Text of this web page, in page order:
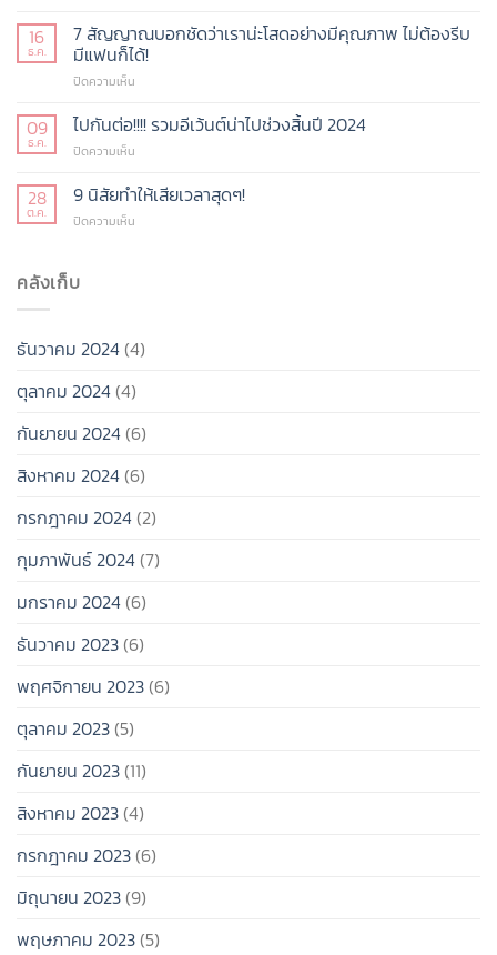
เปิด
ใหม่
มา
แรง
แห่ง
แรง
16
ธ.ค.
7 สัญญาณบอกชัดว่าเราน่ะโสดอย่างมีคุณภาพ ไม่ต้องรีบ
มีแฟนก็ได้!
ปิดความเห็น
สัญญาณ
บอก
เรา
รีบ
มี
ก็ได้!
09
ธ.ค.
ไปกันต่อ!!!! รวมอีเว้นต์น่าไปช่วงสิ้นปี 2024
ปิดความเห็น
กัน
ต่อ!!!!
สิ้น
2024
28
ต.ค.
9 นิสัยทำให้เสียเวลาสุดๆ!
ปิดความเห็น
คลังเก็บ
ธันวาคม 2024(4)
ตุลาคม 2024(4)
กันยายน 2024(6)
สิงหาคม 2024(6)
กรกฎาคม 2024(2)
กุมภาพันธ์ 2024(7)
มกราคม 2024(6)
ธันวาคม 2023(6)
พฤศจิกายน 2023(6)
ตุลาคม 2023(5)
กันยายน 2023(11)
สิงหาคม 2023(4)
กรกฎาคม 2023(6)
มิถุนายน 2023(9)
พฤษภาคม 2023(5)